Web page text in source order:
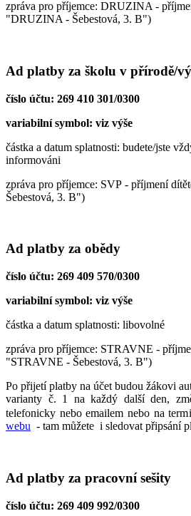
zpráva pro příjemce: DRUZINA -
"DRUZINA - Šebestová, 3. B")
Ad platby za školu v přírodě/
číslo účtu: 269 410 301/0300
variabilní symbol: viz výše
částka a datum splatnosti: budete/jste
informováni
zpráva pro příjemce: SVP - příjmení
Šebestová, 3. B")
Ad platby za obědy
číslo účtu: 269 409 570/0300
variabilní symbol: viz výše
částka a datum splatnosti: libovolné
zpráva pro příjemce: STRAVNE -
"STRAVNE - Šebestová, 3. B")
Po přijetí platby na účet budou žákovi
varianty č. 1 na každý další den,
telefonicky nebo emailem nebo na
webu - tam můžete i sledovat připsání
Ad platby za pracovní sešity
číslo účtu: 269 409 992/0300